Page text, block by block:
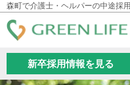
森町で介護士・ヘルパーの中途採
新卒採用情報を見る